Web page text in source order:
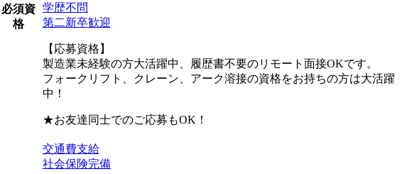
必須資
格
学歴不問
第二新卒歓迎
【応募資格】
製造業未経験の方大活躍中、履歴書不要のリモート面接OKです。
フォークリフト、クレーン、アーク溶接の資格をお持ちの方は大活躍
中！
★お友達同士でのご応募もOK！
交通費支給
社会保険完備